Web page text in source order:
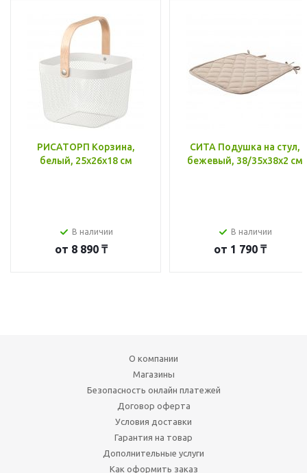
РИСАТОРП Корзина,
белый, 25x26x18 см
В наличии
от 8 890 ₸
СИТА Подушка на стул,
бежевый, 38/35x38x2 см
В наличии
от 1 790 ₸
О компании
Магазины
Безопасность онлайн платежей
Договор оферта
Условия доставки
Гарантия на товар
Дополнительные услуги
Как оформить заказ